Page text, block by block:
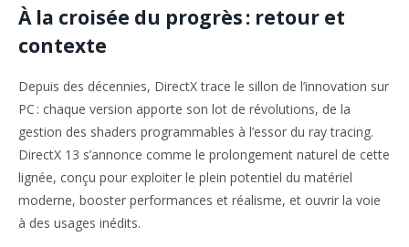
À la croisée du progrès : retour et
contexte
Depuis des décennies, DirectX trace le sillon de l’innovation sur
PC : chaque version apporte son lot de révolutions, de la
gestion des shaders programmables à l’essor du ray tracing.
DirectX 13 s’annonce comme le prolongement naturel de cette
lignée, conçu pour exploiter le plein potentiel du matériel
moderne, booster performances et réalisme, et ouvrir la voie
à des usages inédits.